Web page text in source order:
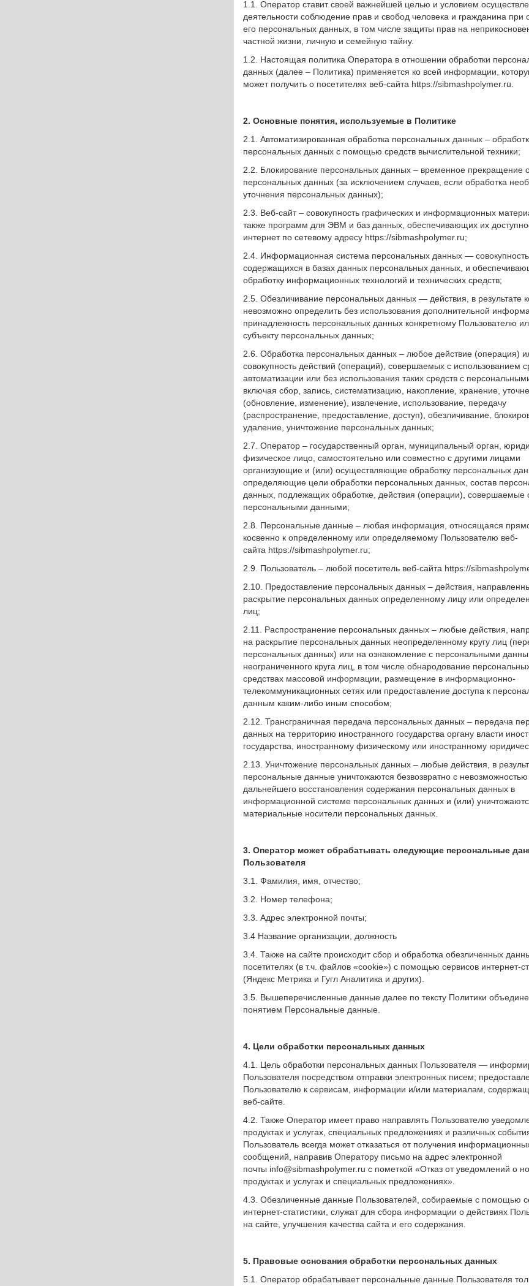
1.1. Оператор ставит своей важнейшей целью и условием
деятельности соблюдение прав и свобод человека и гражданина при
его персональных данных, в том числе защиты прав на
частной жизни, личную и семейную тайну.
1.2. Настоящая политика Оператора в отношении обработки
данных (далее – Политика) применяется ко всей информации,
может получить о посетителях веб-сайта https://sibmashpolymer.ru.
2. Основные понятия, используемые в Политике
2.1. Автоматизированная обработка персональных данных –
персональных данных с помощью средств вычислительной техники;
2.2. Блокирование персональных данных – временное прекращение
персональных данных (за исключением случаев, если обработка
уточнения персональных данных);
2.3. Веб-сайт – совокупность графических и информационных
также программ для ЭВМ и баз данных, обеспечивающих их
интернет по сетевому адресу https://sibmashpolymer.ru;
2.4. Информационная система персональных данных — совокупность
содержащихся в базах данных персональных данных, и
обработку информационных технологий и технических средств;
2.5. Обезличивание персональных данных — действия, в результате
невозможно определить без использования дополнительной
принадлежность персональных данных конкретному Пользователю
субъекту персональных данных;
2.6. Обработка персональных данных – любое действие (операция)
совокупность действий (операций), совершаемых с использованием
автоматизации или без использования таких средств с
включая сбор, запись, систематизацию, накопление, хранение,
(обновление, изменение), извлечение, использование, передачу
(распространение, предоставление, доступ), обезличивание,
удаление, уничтожение персональных данных;
2.7. Оператор – государственный орган, муниципальный орган,
физическое лицо, самостоятельно или совместно с другими лицами
организующие и (или) осуществляющие обработку персональных
определяющие цели обработки персональных данных, состав
данных, подлежащих обработке, действия (операции), совершаемые
персональными данными;
2.8. Персональные данные – любая информация, относящаяся
косвенно к определенному или определяемому Пользователю веб-
сайта https://sibmashpolymer.ru;
2.9. Пользователь – любой посетитель веб-сайта https://
2.10. Предоставление персональных данных – действия,
раскрытие персональных данных определенному лицу или
лиц;
2.11. Распространение персональных данных – любые действия,
на раскрытие персональных данных неопределенному кругу лиц
персональных данных) или на ознакомление с персональными
неограниченного круга лиц, в том числе обнародование
средствах массовой информации, размещение в информационно-
телекоммуникационных сетях или предоставление доступа к
данным каким-либо иным способом;
2.12. Трансграничная передача персональных данных – передача
данных на территорию иностранного государства органу власти
государства, иностранному физическому или иностранному
2.13. Уничтожение персональных данных – любые действия, в
персональные данные уничтожаются безвозвратно с невозможностью
дальнейшего восстановления содержания персональных данных в
информационной системе персональных данных и (или)
материальные носители персональных данных.
3. Оператор может обрабатывать следующие персональные
Пользователя
3.1. Фамилия, имя, отчество;
3.2. Номер телефона;
3.3. Адрес электронной почты;
3.4 Название организации, должность
3.4. Также на сайте происходит сбор и обработка обезличенных
посетителях (в т.ч. файлов «cookie») с помощью сервисов интернет-
(Яндекс Метрика и Гугл Аналитика и других).
3.5. Вышеперечисленные данные далее по тексту Политики
понятием Персональные данные.
4. Цели обработки персональных данных
4.1. Цель обработки персональных данных Пользователя —
Пользователя посредством отправки электронных писем;
Пользователю к сервисам, информации и/или материалам,
веб-сайте.
4.2. Также Оператор имеет право направлять Пользователю
продуктах и услугах, специальных предложениях и различных
Пользователь всегда может отказаться от получения
сообщений, направив Оператору письмо на адрес электронной
почты info@sibmashpolymer.ru с пометкой «Отказ от уведомлений о
продуктах и услугах и специальных предложениях».
4.3. Обезличенные данные Пользователей, собираемые с помощью
интернет-статистики, служат для сбора информации о действиях
на сайте, улучшения качества сайта и его содержания.
5. Правовые основания обработки персональных данных
5.1. Оператор обрабатывает персональные данные Пользователя